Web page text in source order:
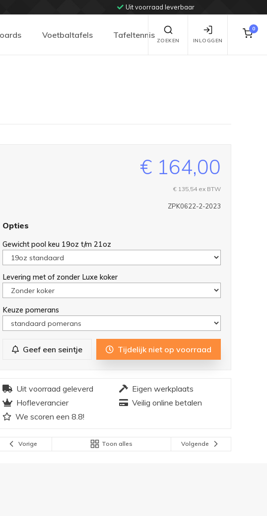
Uit voorraad leverbaar
Voetbaltafels Tafeltennis
ZOEKEN INLOGGEN
0
€ 164,00
€ 135,54ex BTW
ZPK0622-2-2023
Opties
Gewicht pool keu 19oz t/m 21oz
Levering met of zonder Luxe koker
Keuze pomerans
Geef een seintje Tijdelijk niet op voorraad
Uit voorraad geleverd
Eigen werkplaats
Hofleverancier
Veilig online betalen
We scoren een 8.8!
Vorige Toon alles Volgende